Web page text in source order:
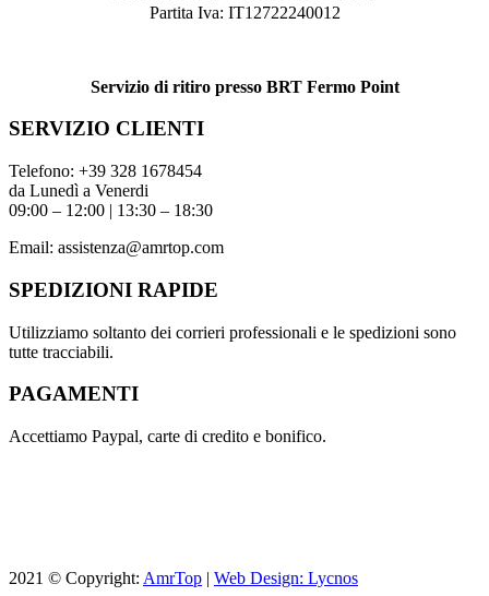
Partita Iva: IT12722240012
Servizio di ritiro presso BRT Fermo Point
SERVIZIO CLIENTI
Telefono: +39 328 1678454
da Lunedì a Venerdi
09:00 – 12:00 | 13:30 – 18:30
Email: assistenza@amrtop.com
SPEDIZIONI RAPIDE
Utilizziamo soltanto dei corrieri professionali e le spedizioni sono
tutte tracciabili.
PAGAMENTI
Accettiamo Paypal, carte di credito e bonifico.
2021 © Copyright: AmrTop | Web Design: Lycnos